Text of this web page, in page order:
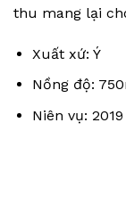
thu mang lại
Xuất xứ: Ý
Nồng độ:
Niên vụ: 2019